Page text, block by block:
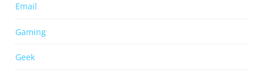
Email
Gaming
Geek